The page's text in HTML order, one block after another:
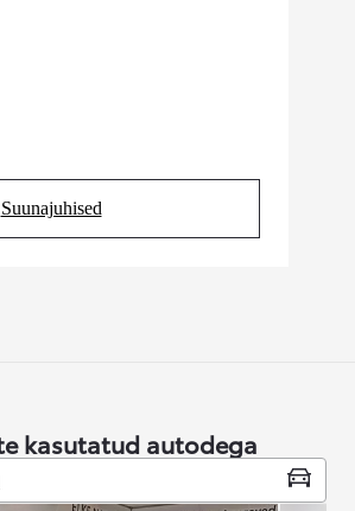
Suunajuhised
(Opens in new tab)
kasutatud autodega